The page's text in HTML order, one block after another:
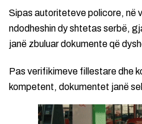
Sipas autoriteteve policore, në
ndodheshin dy shtetas serbë,
janë zbuluar dokumente që
Pas verifikimeve fillestare dhe
kompetent, dokumentet janë